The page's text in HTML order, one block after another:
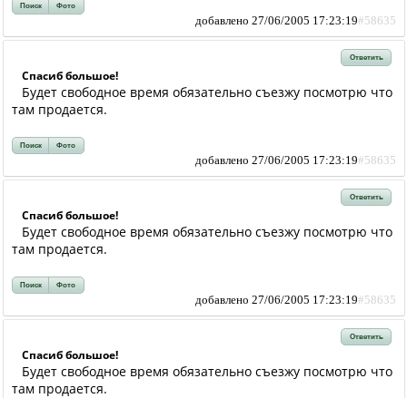
Поиск Фото
добавлено 27/06/2005 17:23:19#58635
Ответить
Спасиб большое!
Будет свободное время обязательно съезжу посмотрю что
там продается.
Поиск Фото
добавлено 27/06/2005 17:23:19#58635
Ответить
Спасиб большое!
Будет свободное время обязательно съезжу посмотрю что
там продается.
Поиск Фото
добавлено 27/06/2005 17:23:19#58635
Ответить
Спасиб большое!
Будет свободное время обязательно съезжу посмотрю что
там продается.